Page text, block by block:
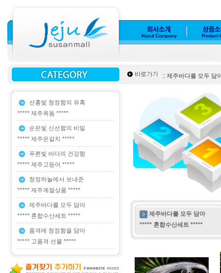
:: 제주바다를 모두 담
선홍빛 청정함의 유혹
***** 제주옥돔 *****
순은빛 신선함의 비밀
***** 제주은갈치 *****
푸른빛 바다의 건강함
***** 제주고등어 *****
청정하늘에서 보내준
***** 제주계절상품 *****
제주바다를 모두 담아
***** 혼합수산세트 *****
품격에 청정함을 담아
***** 고품격 선물 *****
제주바다를 모두 담아
***** 혼합수산세트 *****